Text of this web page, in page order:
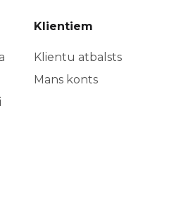
Klientiem
Klientu atbalsts
Mans konts